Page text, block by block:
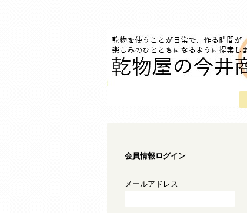
会員情報ログイン
メールアドレス